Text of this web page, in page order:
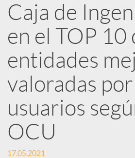
b
l
i
c
a
Caja de
en el TOP 10
entidades
valoradas por
usuarios
OCU
17.05.2021